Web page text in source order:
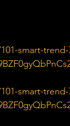
smart-
smart-